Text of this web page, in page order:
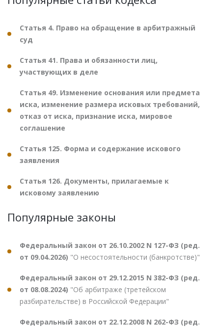
Статья 4. Право на обращение в арбитражный
суд
Статья 41. Права и обязанности лиц,
участвующих в деле
Статья 49. Изменение основания или предмета
иска, изменение размера исковых требований,
отказ от иска, признание иска, мировое
соглашение
Статья 125. Форма и содержание искового
заявления
Статья 126. Документы, прилагаемые к
исковому заявлению
Популярные законы
Федеральный закон от 26.10.2002 N 127-ФЗ (ред.
от 09.04.2026) "О несостоятельности (банкротстве)"
Федеральный закон от 29.12.2015 N 382-ФЗ (ред.
от 08.08.2024) "Об арбитраже (третейском
разбирательстве) в Российской Федерации"
Федеральный закон от 22.12.2008 N 262-ФЗ (ред.